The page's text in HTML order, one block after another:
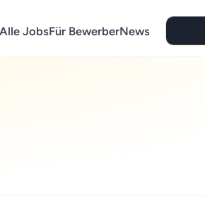
Alle JobsFür BewerberNews